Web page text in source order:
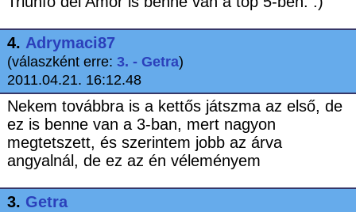
4. Adrymaci87
(válaszként erre: 3. - Getra)
2011.04.21. 16:12.48
Nekem továbbra is a kettős játszma az első, de
ez is benne van a 3-ban, mert nagyon
megtetszett, és szerintem jobb az árva
angyalnál, de ez az én véleményem
3. Getra